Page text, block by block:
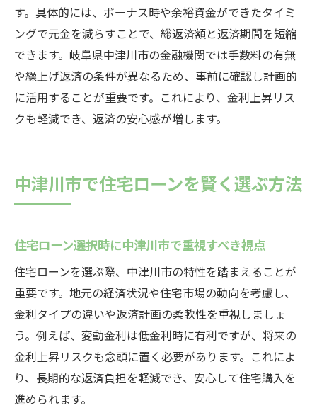
す。具体的には、ボーナス時や余裕資金ができたタイミ
ングで元金を減らすことで、総返済額と返済期間を短縮
できます。岐阜県中津川市の金融機関では手数料の有無
や繰上げ返済の条件が異なるため、事前に確認し計画的
に活用することが重要です。これにより、金利上昇リス
クも軽減でき、返済の安心感が増します。
中津川市で住宅ローンを賢く選ぶ方法
住宅ローン選択時に中津川市で重視すべき視点
住宅ローンを選ぶ際、中津川市の特性を踏まえることが
重要です。地元の経済状況や住宅市場の動向を考慮し、
金利タイプの違いや返済計画の柔軟性を重視しましょ
う。例えば、変動金利は低金利時に有利ですが、将来の
金利上昇リスクも念頭に置く必要があります。これによ
り、長期的な返済負担を軽減でき、安心して住宅購入を
進められます。